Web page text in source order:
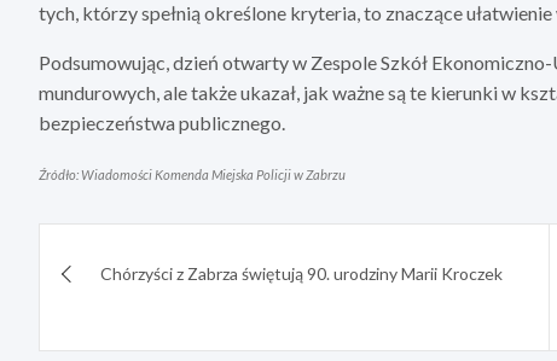
tych, którzy spełnią określone kryteria, to znaczące
Podsumowując, dzień otwarty w Zespole Szkół
mundurowych, ale także ukazał, jak ważne są te kierunki w
bezpieczeństwa publicznego.
Źródło: Wiadomości Komenda Miejska Policji w Zabrzu
wpisuChórzyści z Zabrza świętują 90. urodziny Marii Kroczek